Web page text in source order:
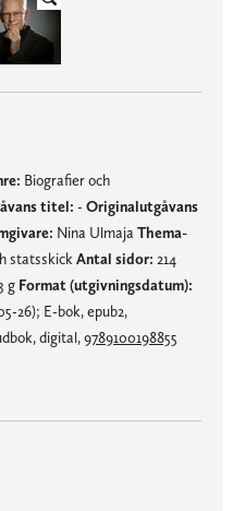
Biografier och
titel: - Originalutgåvans
Nina Ulmaja Thema-
statsskick Antal sidor: 214
g Format (utgivningsdatum):
26); E-bok, epub2,
digital,9789100198855